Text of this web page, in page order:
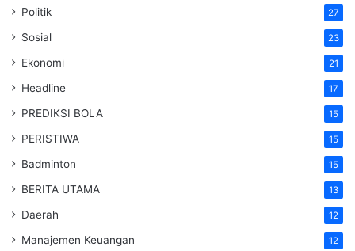
Politik 27
Sosial 23
Ekonomi 21
Headline 17
PREDIKSI BOLA 15
PERISTIWA 15
Badminton 15
BERITA UTAMA 13
Daerah 12
Manajemen Keuangan 12